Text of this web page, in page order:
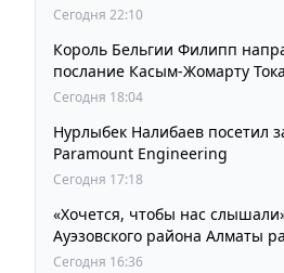
Сегодня 22:10
Король Бельгии Филипп
послание Касым-Жомарту
Сегодня 18:04
Нурлыбек Налибаев посетил
Paramount Engineering
Сегодня 17:18
«Хочется, чтобы нас
Ауэзовского района Алматы
ждут от выборов депутатов
Сегодня 16:36